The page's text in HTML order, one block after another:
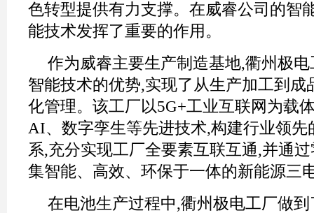
色转型提供有力支撑。在威睿公司的智
能技术发挥了重要的作用。
作为威睿主要生产制造基地,衢州极
智能技术的优势,实现了从生产加工到成
化管理。该工厂以5G+工业互联网为载
AI、数字孪生等先进技术,构建行业领先
系,充分实现工厂全要素互联互通,并通
集智能、高效、环保于一体的新能源三
在电池生产过程中,衢州极电工厂做